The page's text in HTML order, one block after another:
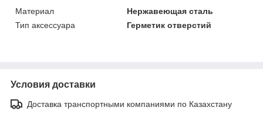
Материал
Нержавеющая сталь
Тип аксессуара
Герметик отверстий
Условия доставки
Доставка транспортными компаниями по Казахстану